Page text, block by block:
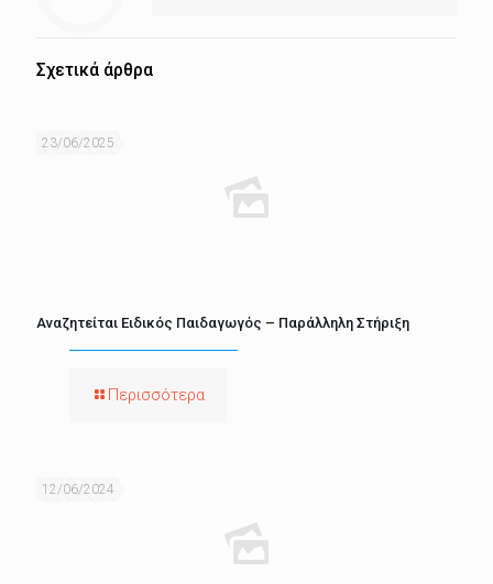
Σχετικά άρθρα
23/06/2025
Αναζητείται Ειδικός Παιδαγωγός – Παράλληλη Στήριξη
Περισσότερα
12/06/2024